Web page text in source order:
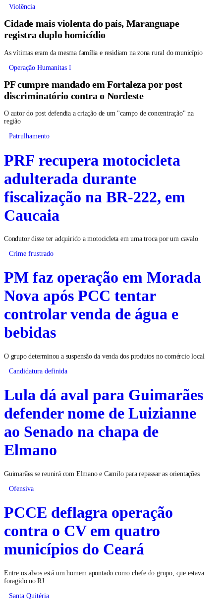
Violência
Cidade mais violenta do país, Maranguape
registra duplo homicídio
As vítimas eram da mesma família e residiam na zona rural do município
Operação Humanitas I
PF cumpre mandado em Fortaleza por post
discriminatório contra o Nordeste
O autor do post defendia a criação de um "campo de concentração" na
região
Patrulhamento
PRF recupera motocicleta
adulterada durante
fiscalização na BR-222, em
Caucaia
Condutor disse ter adquirido a motocicleta em uma troca por um cavalo
Crime frustrado
PM faz operação em Morada
Nova após PCC tentar
controlar venda de água e
bebidas
O grupo determinou a suspensão da venda dos produtos no comércio local
Candidatura definida
Lula dá aval para Guimarães
defender nome de Luizianne
ao Senado na chapa de
Elmano
Guimarães se reunirá com Elmano e Camilo para repassar as orientações
Ofensiva
PCCE deflagra operação
contra o CV em quatro
municípios do Ceará
Entre os alvos está um homem apontado como chefe do grupo, que estava
foragido no RJ
Santa Quitéria